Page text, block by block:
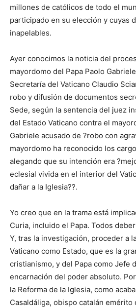
millones de católicos de todo el
participado en su elección y cuyas
inapelables.
Ayer conocimos la noticia del
mayordomo del Papa Paolo
Secretaría del Vaticano Claudio
robo y difusión de documentos
Sede, según la sentencia del juez
del Estado Vaticano contra el
Gabriele acusado de ?robo con
mayordomo ha reconocido los
alegando que su intención era
eclesial vivida en el interior del
dañar a la Iglesia??.
Yo creo que en la trama está
Curia, incluido el Papa. Todos
Y, tras la investigación, proceder a
Vaticano como Estado, que es la
cristianismo, y del Papa como Jefe
encarnación del poder absoluto.
la Reforma de la Iglesia, como
Casaldáliga, obispo catalán emérito